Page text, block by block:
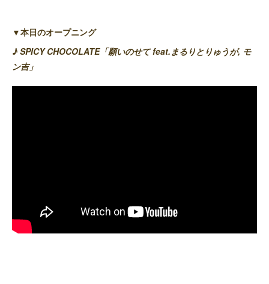
▼本日のオープニング
♪ SPICY CHOCOLATE「願いのせて feat.まるりとりゅうが, モ
ン吉」